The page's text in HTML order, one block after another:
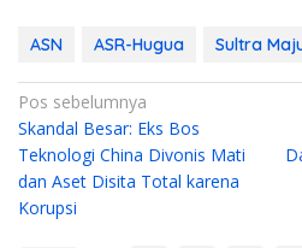
ASN ASR-Hugua Sultra
N
a
v
i
Pos sebelumnya
Skandal Besar: Eks Bos
Teknologi China Divonis Mati
dan Aset Disita Total karena
Korupsi